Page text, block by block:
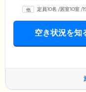
定員10名 /居室10室 /
空き状況を知